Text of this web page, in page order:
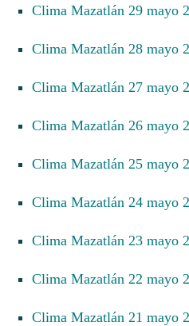
Clima Mazatlán 29 mayo
Clima Mazatlán 28 mayo
Clima Mazatlán 27 mayo
Clima Mazatlán 26 mayo
Clima Mazatlán 25 mayo
Clima Mazatlán 24 mayo
Clima Mazatlán 23 mayo
Clima Mazatlán 22 mayo
Clima Mazatlán 21 mayo